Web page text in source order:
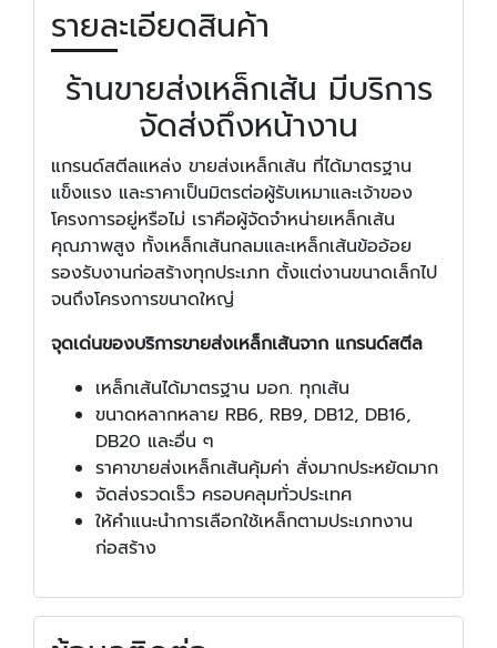
รายละเอียดสินค้า
ร้านขายส่งเหล็กเส้น มีบริการ
จัดส่งถึงหน้างาน
แกรนด์สตีลแหล่ง ขายส่งเหล็กเส้น ที่ได้มาตรฐาน
แข็งแรง และราคาเป็นมิตรต่อผู้รับเหมาและเจ้าของ
โครงการอยู่หรือไม่ เราคือผู้จัดจำหน่ายเหล็กเส้น
คุณภาพสูง ทั้งเหล็กเส้นกลมและเหล็กเส้นข้ออ้อย
รองรับงานก่อสร้างทุกประเภท ตั้งแต่งานขนาดเล็กไป
จนถึงโครงการขนาดใหญ่
จุดเด่นของบริการขายส่งเหล็กเส้นจาก แกรนด์สตีล
เหล็กเส้นได้มาตรฐาน มอก. ทุกเส้น
ขนาดหลากหลาย RB6, RB9, DB12, DB16,
DB20 และอื่น ๆ
ราคาขายส่งเหล็กเส้นคุ้มค่า สั่งมากประหยัดมาก
จัดส่งรวดเร็ว ครอบคลุมทั่วประเทศ
ให้คำแนะนำการเลือกใช้เหล็กตามประเภทงาน
ก่อสร้าง